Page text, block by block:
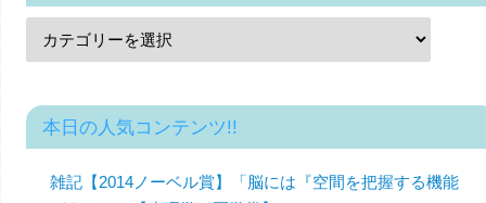
本日の人気コンテンツ!!
雑記【2014ノーベル賞】「脳には『空間を把握する機能